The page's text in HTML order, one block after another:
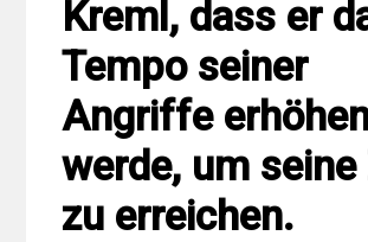
Kreml, dass er
Tempo seiner
Angriffe
werde, um seine
zu erreichen.